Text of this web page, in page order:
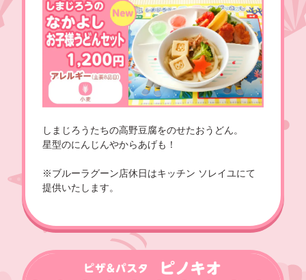
コラボルーム
オリジナルカードをつくろう！
しまじろうたちの高野豆腐をのせたおうどん。
星型のにんじんやからあげも！
※ブルーラグーン店休日はキッチン ソレイユにて
提供いたします。